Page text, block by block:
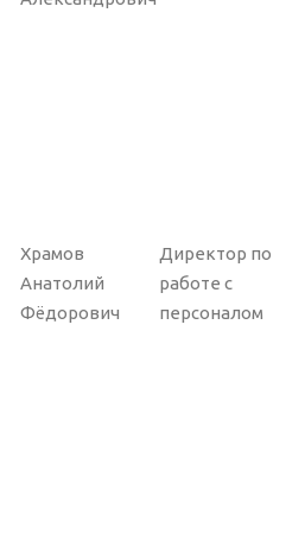
Храмов
Анатолий
Фёдорович
Директор по
работе с
персоналом